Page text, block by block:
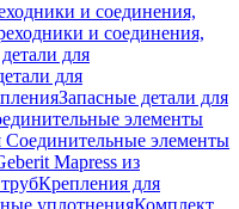
и соединения,
и соединения,
для
для
Запасные детали для
элементы
Соединительные элементы
Mapress из
Крепления для
уплотненияКомплект